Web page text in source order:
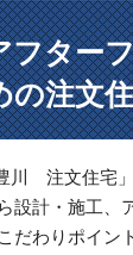
フター
の注文
川 注文住宅
設計・施工、
だわりポイン